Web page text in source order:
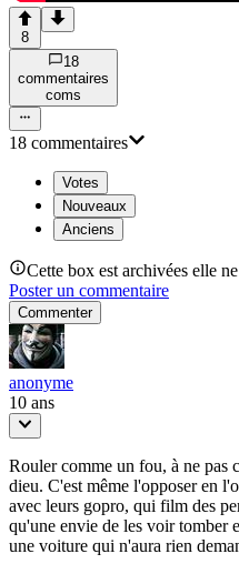
8
18
commentaires
coms
18 commentaires
Votes
Nouveaux
Anciens
Cette box est archivées elle
Poster un commentaire
Commenter
anonyme
10 ans
Rouler comme un fou, à ne pas
dieu. C'est même l'opposer en
avec leurs gopro, qui film des
qu'une envie de les voir tomber
une voiture qui n'aura rien